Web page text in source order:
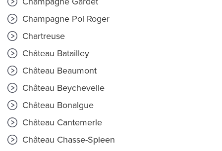
Champagne Pol Roger
Chartreuse
Château Batailley
Château Beaumont
Château Beychevelle
Château Bonalgue
Château Cantemerle
Château Chasse-Spleen